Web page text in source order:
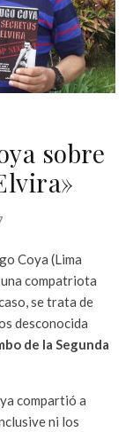
sobre
Coya (Lima
compatriota
se trata de
desconocida
de la Segunda
compartió a
ni los